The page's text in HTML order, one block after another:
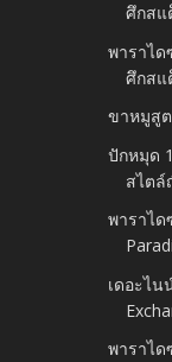
ศึกสแ
พาราได
ศึกสแ
ขาหมูสู
ปักหมุด
สไตล์
พาราไ
เดอะไน
พาราได